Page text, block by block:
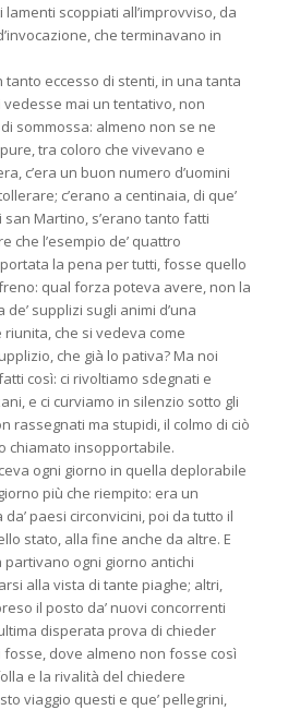
scoppiati all’improvviso, da
che terminavano in
tanto eccesso di stenti, in una tanta
mai un tentativo, non
sommossa: almeno non se ne
tra coloro che vivevano e
c’era un buon numero d’uomini
c’erano a centinaia, di que’
Martino, s’erano tanto fatti
che l’esempio de’ quattro
la pena per tutti, fosse quello
qual forza poteva avere, non la
supplizi sugli animi d’una
che si vedeva come
che già lo pativa? Ma noi
così: ci rivoltiamo sdegnati e
e ci curviamo in silenzio sotto gli
rassegnati ma stupidi, il colmo di ciò
chiamato insopportabile.
ogni giorno in quella deplorabile
più che riempito: era un
paesi circonvicini, poi da tutto il
stato, alla fine anche da altre. E
ogni giorno antichi
alla vista di tante piaghe; altri,
il posto da’ nuovi concorrenti
disperata prova di chieder
dove almeno non fosse così
e la rivalità del chiedere
viaggio questi e que’ pellegrini,